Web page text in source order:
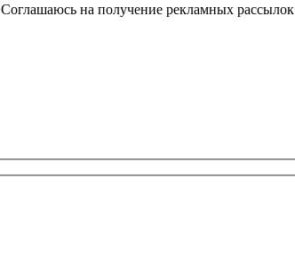
Соглашаюсь на получение рекламных рассылок